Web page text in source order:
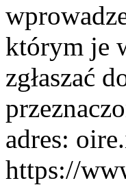
którym je
zgłaszać
adres:
https://